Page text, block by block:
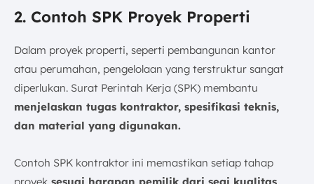
2. Contoh SPK Proyek Properti
Dalam proyek properti, seperti pembangunan kantor
atau perumahan, pengelolaan yang terstruktur sangat
diperlukan. Surat Perintah Kerja (SPK) membantu
menjelaskan tugas kontraktor, spesifikasi teknis,
dan material yang digunakan.
Contoh SPK kontraktor ini memastikan setiap tahap
proyek sesuai harapan pemilik dari segi kualitas